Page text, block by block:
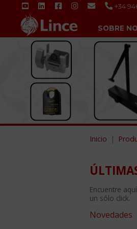
+34
SOBRE
Inicio
Encuentre
un sólo click.
Novedades